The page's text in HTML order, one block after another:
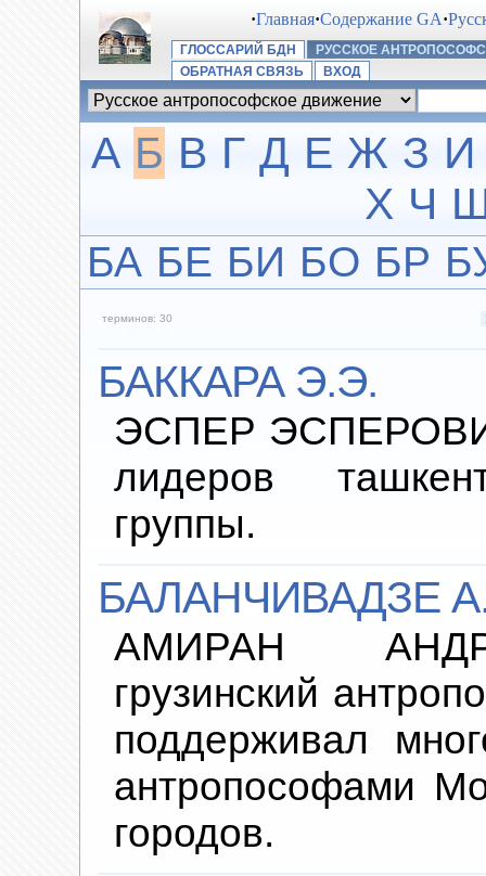
·Главная·Содержание GA·
ГЛОССАРИЙ БДН
РУССКОЕ
ОБРАТНАЯ СВЯЗЬ
ВХОД
А Б В Г Д Е Ж З И
Х Ч
БА БЕ БИ БО БР
терминов: 30
БАККАРА Э.Э.
ЭСПЕР
лидеров
группы.
БАЛАНЧИВАДЗЕ
АМИРАН
грузинский
поддерживал
антропософами
городов.